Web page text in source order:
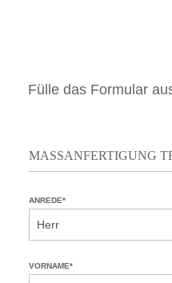
Fülle das Formular
MASSANFERTIGUNG
ANREDE*
VORNAME*